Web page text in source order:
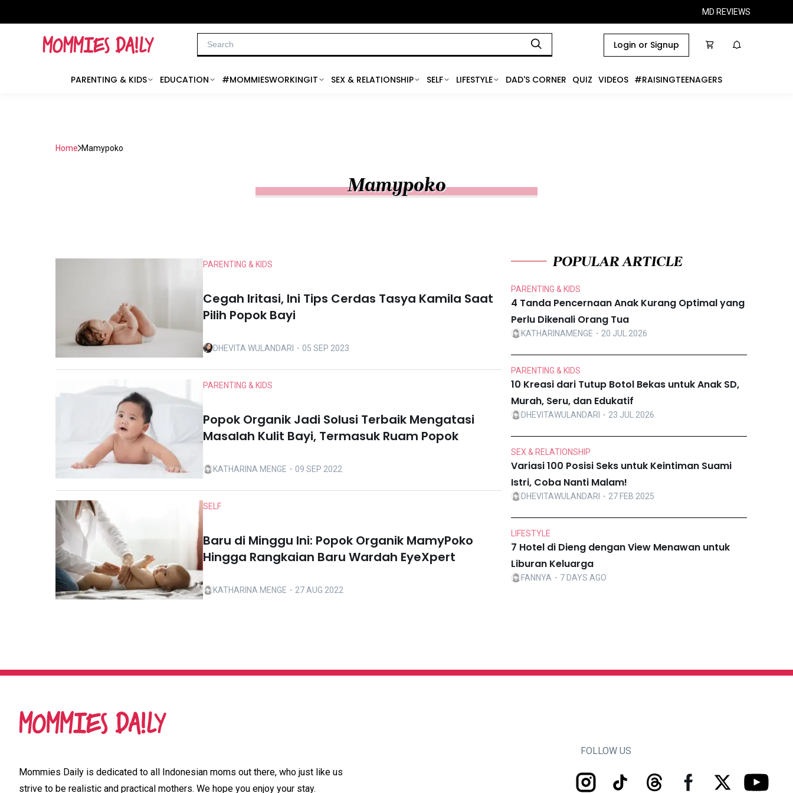
MD REVIEWS
Login or Signup
PARENTING & KIDS EDUCATION #MOMMIESWORKINGIT SEX & RELATIONSHIP SELF LIFESTYLE DAD'S CORNER QUIZ VIDEOS #RAISINGTEENAGERS
Home Mamypoko
Mamypoko
PARENTING & KIDS
Cegah Iritasi, Ini Tips Cerdas Tasya Kamila Saat
Pilih Popok Bayi
DHEVITA WULANDARI ・05 SEP 2023
PARENTING & KIDS
Popok Organik Jadi Solusi Terbaik Mengatasi
Masalah Kulit Bayi, Termasuk Ruam Popok
KATHARINA MENGE ・09 SEP 2022
SELF
Baru di Minggu Ini: Popok Organik MamyPoko
Hingga Rangkaian Baru Wardah EyeXpert
KATHARINA MENGE ・27 AUG 2022
POPULAR ARTICLE
PARENTING & KIDS
4 Tanda Pencernaan Anak Kurang Optimal yang
Perlu Dikenali Orang Tua
KATHARINAMENGE ・20 JUL 2026
PARENTING & KIDS
10 Kreasi dari Tutup Botol Bekas untuk Anak SD,
Murah, Seru, dan Edukatif
DHEVITAWULANDARI ・23 JUL 2026
SEX & RELATIONSHIP
Variasi 100 Posisi Seks untuk Keintiman Suami
Istri, Coba Nanti Malam!
DHEVITAWULANDARI ・27 FEB 2025
LIFESTYLE
7 Hotel di Dieng dengan View Menawan untuk
Liburan Keluarga
FANNYA ・7 DAYS AGO
Mommies Daily is dedicated to all Indonesian moms out there, who just like us
strive to be realistic and practical mothers. We hope you enjoy your stay.
FOLLOW US